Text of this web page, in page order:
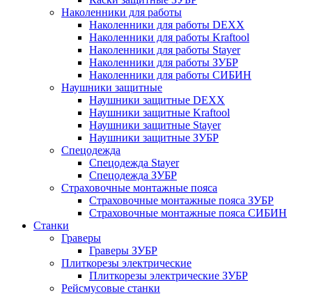
Наколенники для работы
Наколенники для работы DEXX
Наколенники для работы Kraftool
Наколенники для работы Stayer
Наколенники для работы ЗУБР
Наколенники для работы СИБИН
Наушники защитные
Наушники защитные DEXX
Наушники защитные Kraftool
Наушники защитные Stayer
Наушники защитные ЗУБР
Спецодежда
Спецодежда Stayer
Спецодежда ЗУБР
Страховочные монтажные пояса
Страховочные монтажные пояса ЗУБР
Страховочные монтажные пояса СИБИН
Станки
Граверы
Граверы ЗУБР
Плиткорезы электрические
Плиткорезы электрические ЗУБР
Рейсмусовые станки